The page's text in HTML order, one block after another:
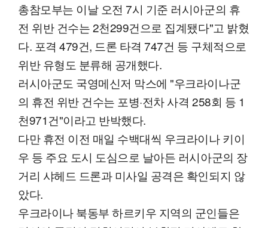
총참모부는 이날 오전 7시 기준 러시아군의 휴
전 위반 건수는 2천299건으로 집계됐다"고 밝혔
다. 포격 479건, 드론 타격 747건 등 구체적으로
위반 유형도 분류해 공개했다.
러시아군도 국영메신저 막스에 "우크라이나군
의 휴전 위반 건수는 포병·전차 사격 258회 등 1
천971건"이라고 반박했다.
다만 휴전 이전 매일 수백대씩 우크라이나 키이
우 등 주요 도시 도심으로 날아든 러시아군의 장
거리 샤헤드 드론과 미사일 공격은 확인되지 않
았다.
우크라이나 북동부 하르키우 지역의 군인들은